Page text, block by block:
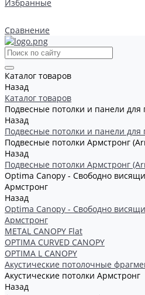
Избранные
Сравнение
Каталог товаров
Назад
Каталог товаров
Подвесные потолки и панели для
Назад
Подвесные потолки и панели для
Подвесные потолки Армстронг
Назад
Подвесные потолки Армстронг
Optima Canopy - Свободно
Армстронг
Назад
Optima Canopy - Свободно
Армстронг
METAL CANOPY Flat
OPTIMA CURVED CANOPY
OPTIMA L CANOPY
Акустические потолочные
Акустические потолки Армстронг
Назад